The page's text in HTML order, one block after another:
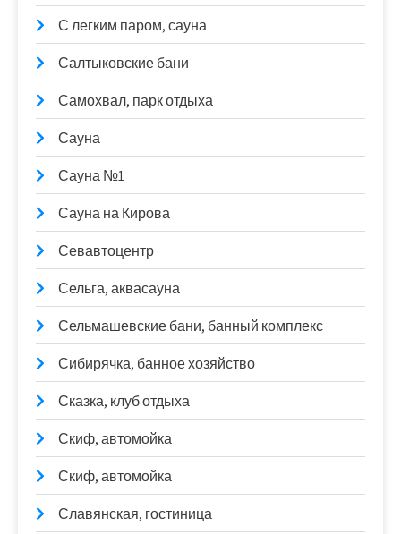
С легким паром, сауна
Салтыковские бани
Самохвал, парк отдыха
Сауна
Сауна №1
Сауна на Кирова
Севавтоцентр
Сельга, аквасауна
Сельмашевские бани, банный комплекс
Сибирячка, банное хозяйство
Сказка, клуб отдыха
Скиф, автомойка
Скиф, автомойка
Славянская, гостиница